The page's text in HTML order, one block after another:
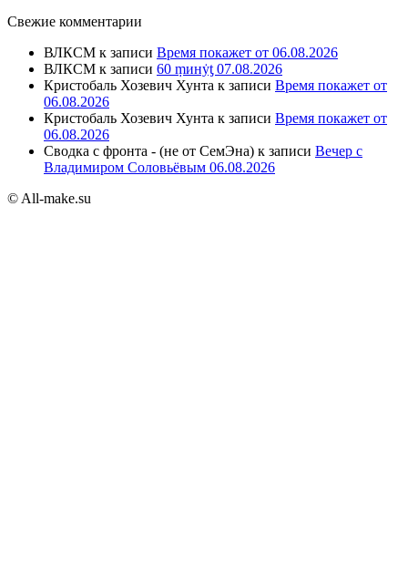
Свежие комментарии
ВЛКСМ к записи Время покажет от 06.08.2026
ВЛКСМ к записи 60 ṃинẏƫ 07.08.2026
Кристобаль Хозевич Хунта к записи Время покажет от
06.08.2026
Кристобаль Хозевич Хунта к записи Время покажет от
06.08.2026
Сводка с фронта - (не от СемЭна) к записи Вечер с
Владимиром Соловьёвым 06.08.2026
© All-make.su